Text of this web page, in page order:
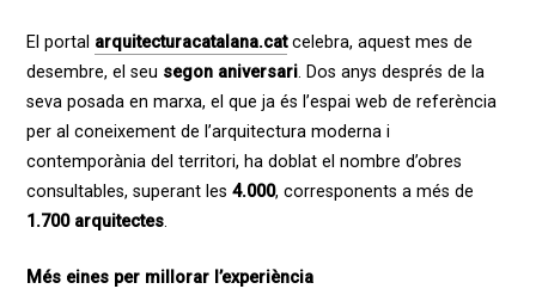
El portal arquitecturacatalana.catcelebra, aquest mes de
desembre, el seu segon aniversari. Dos anys després de la
seva posada en marxa, el que ja és l’espai web de referència
per al coneixement de l’arquitectura moderna i
contemporània del territori, ha doblat el nombre d’obres
consultables, superant les 4.000, corresponents a més de
1.700 arquitectes.
Més eines per millorar l’experiència